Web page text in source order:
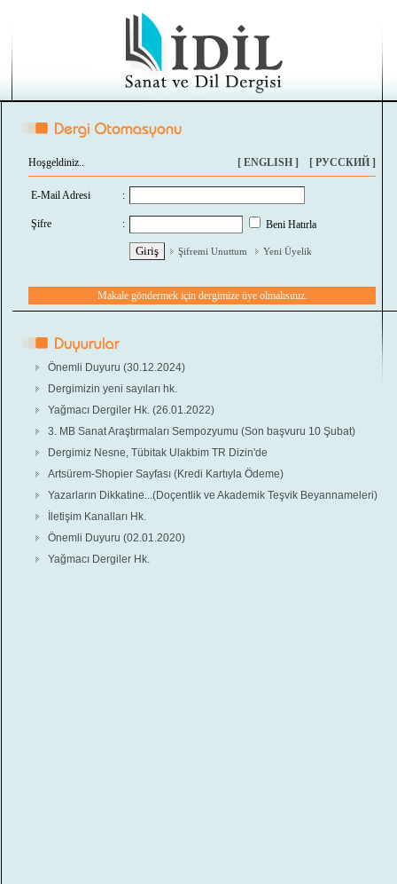
Hoşgeldiniz.. [ ENGLISH ] [ РУССКИЙ ]
E-Mail Adresi :
Şifre : Beni Hatırla
Şifremi Unuttum Yeni Üyelik
Makale göndermek için dergimize üye olmalısınız.
Önemli Duyuru (30.12.2024)
Dergimizin yeni sayıları hk.
Yağmacı Dergiler Hk. (26.01.2022)
3. MB Sanat Araştırmaları Sempozyumu (Son başvuru 10 Şubat)
Dergimiz Nesne, Tübitak Ulakbim TR Dizin'de
Artsürem-Shopier Sayfası (Kredi Kartıyla Ödeme)
Yazarların Dikkatine...(Doçentlik ve Akademik Teşvik Beyannameleri)
İletişim Kanalları Hk.
Önemli Duyuru (02.01.2020)
Yağmacı Dergiler Hk.